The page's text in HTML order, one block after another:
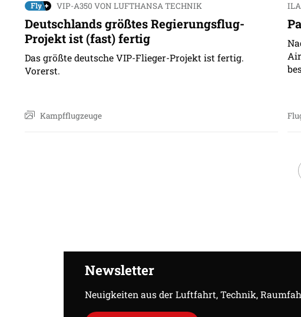
VIP-A350 VON LUFTHANSA TECHNIK
Deutschlands größtes Regierungsflug-
Projekt ist (fast) fertig
Das größte deutsche VIP-Flieger-Projekt ist fertig.
Vorerst.​
Kampfflugzeuge
Newsletter
Neuigkeiten aus der Luftfahrt, Technik,